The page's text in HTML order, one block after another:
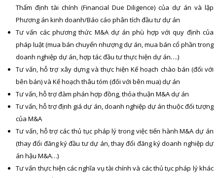
Thẩm định tài chính (Financial Due Diligence) của dự án và lập
Phương án kinh doanh/Báo cáo phân tích đầu tư dự án
Tư vấn các phương thức M&A dự án phù hợp với quy định của
pháp luật (mua bán chuyển nhượng dự án, mua bán cổ phần trong
doanh nghiệp dự án, hợp tác đầu tư thực hiện dự án….)
Tư vấn, hỗ trợ xây dựng và thực hiện Kế hoạch chào bán (đối với
bên bán) và Kế hoạch thâu tóm (đối với bên mua) dự án
Tư vấn, hỗ trợ đàm phán hợp đồng, thỏa thuận M&A dự án
Tư vấn, hỗ trợ định giá dự án, doanh nghiệp dự án thuộc đối tượng
của M&A
Tư vấn, hỗ trợ các thủ tục pháp lý trong việc tiến hành M&A dự án
(thay đổi đăng ký đầu tư dự án, thay đổi đăng ký doanh nghiệp dự
án hậu M&A…)
Tư vấn thực hiện các nghĩa vụ tài chính và các thủ tục pháp lý khác